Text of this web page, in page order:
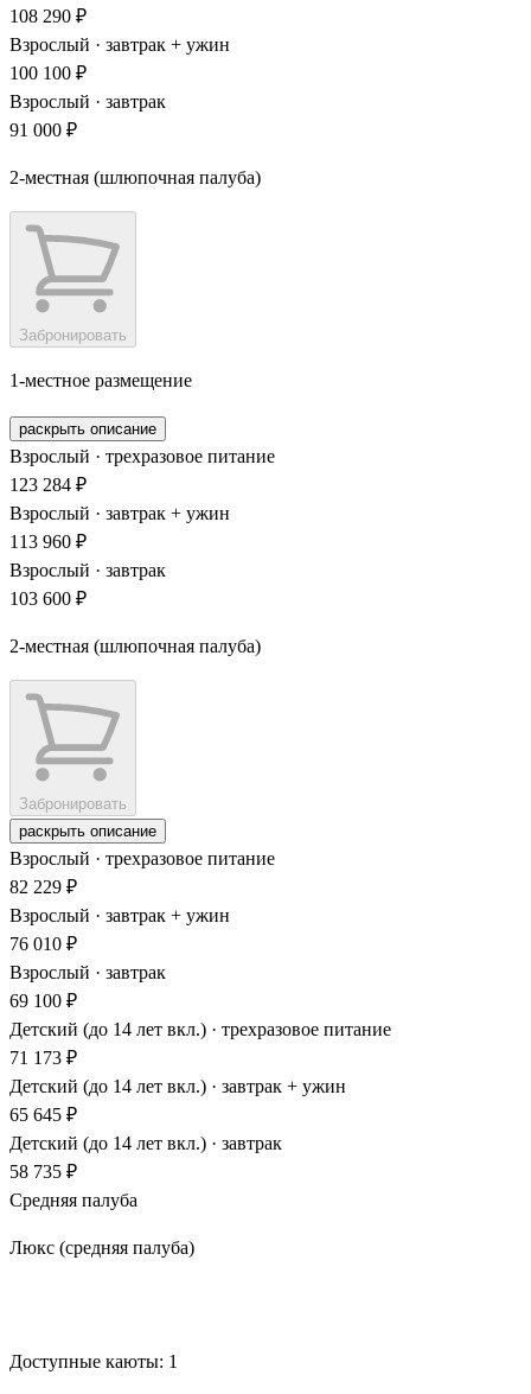
108 290 ₽
Взрослый · завтрак + ужин
100 100 ₽
Взрослый · завтрак
91 000 ₽
2-местная (шлюпочная палуба)
Забронировать
1-местное размещение
раскрыть описание
Взрослый · трехразовое питание
123 284 ₽
Взрослый · завтрак + ужин
113 960 ₽
Взрослый · завтрак
103 600 ₽
2-местная (шлюпочная палуба)
Забронировать
раскрыть описание
Взрослый · трехразовое питание
82 229 ₽
Взрослый · завтрак + ужин
76 010 ₽
Взрослый · завтрак
69 100 ₽
Детский (до 14 лет вкл.) · трехразовое питание
71 173 ₽
Детский (до 14 лет вкл.) · завтрак + ужин
65 645 ₽
Детский (до 14 лет вкл.) · завтрак
58 735 ₽
Средняя палуба
Люкс (средняя палуба)
Доступные каюты: 1